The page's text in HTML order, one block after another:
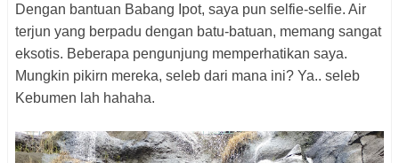
Dengan bantuan Babang Ipot, saya pun selfie-selfie. Air
terjun yang berpadu dengan batu-batuan, memang sangat
eksotis. Beberapa pengunjung memperhatikan saya.
Mungkin pikirn mereka, seleb dari mana ini? Ya.. seleb
Kebumen lah hahaha.